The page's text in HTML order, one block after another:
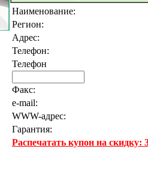
Наименование:
Регион:
Адрес:
Телефон:
Телефон
Факс:
e-mail:
WWW-адрес:
Гарантия:
Распечатать купон на скидку: